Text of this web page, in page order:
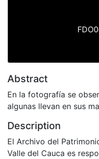
Abstract
En la fotografía se
algunas llevan en sus
Description
El Archivo del
Valle del Cauca es